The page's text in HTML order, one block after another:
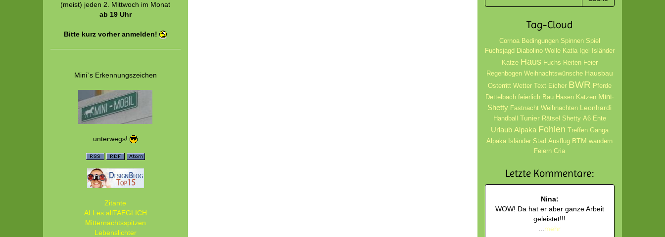
(meist) jeden 2. Mittwoch im Monat
ab 19 Uhr
Bitte kurz vorher anmelden!
Mini`s Erkennungszeichen
unterwegs!
Zitante
ALLes allTAEGLICH
Mitternachtsspitzen
Lebenslichter
Tag-Cloud
Cornoa Bedingungen Spinnen Spiel
Fuchsjagd Diabolino Wolle Katla Igel
Isländer
Katze Haus Fuchs Reiten Feier
Regenbogen Weihnachtswünsche Hausbau
Osterritt Wetter Text Eicher BWR Pferde
Dettelbach feierlich Bau Hasen Katzen Mini-
Shetty Fastnacht Weihnachten Leonhardi
Handball Tunier Rätsel Shetty A6 Ente
Urlaub Alpaka Fohlen Treffen Ganga
Alpaka Isländer Stad Ausflug BTM wandern
Feiern Cria
Letzte Kommentare:
Nina:
WOW! Da hat er aber ganze Arbeit
geleistet!!!
mehr